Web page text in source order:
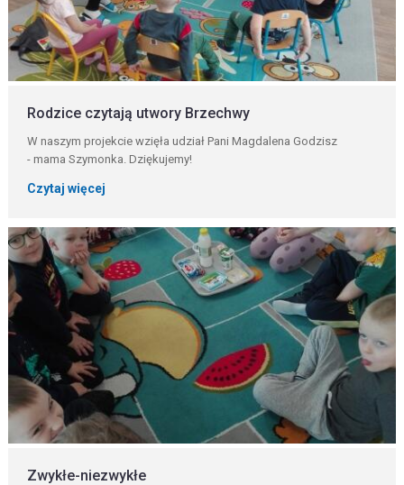
Rodzice czytają utwory Brzechwy
W naszym projekcie wzięła udział Pani Magdalena Godzisz
- mama Szymonka. Dziękujemy!
Czytaj więcej
Zwykłe-niezwykłe